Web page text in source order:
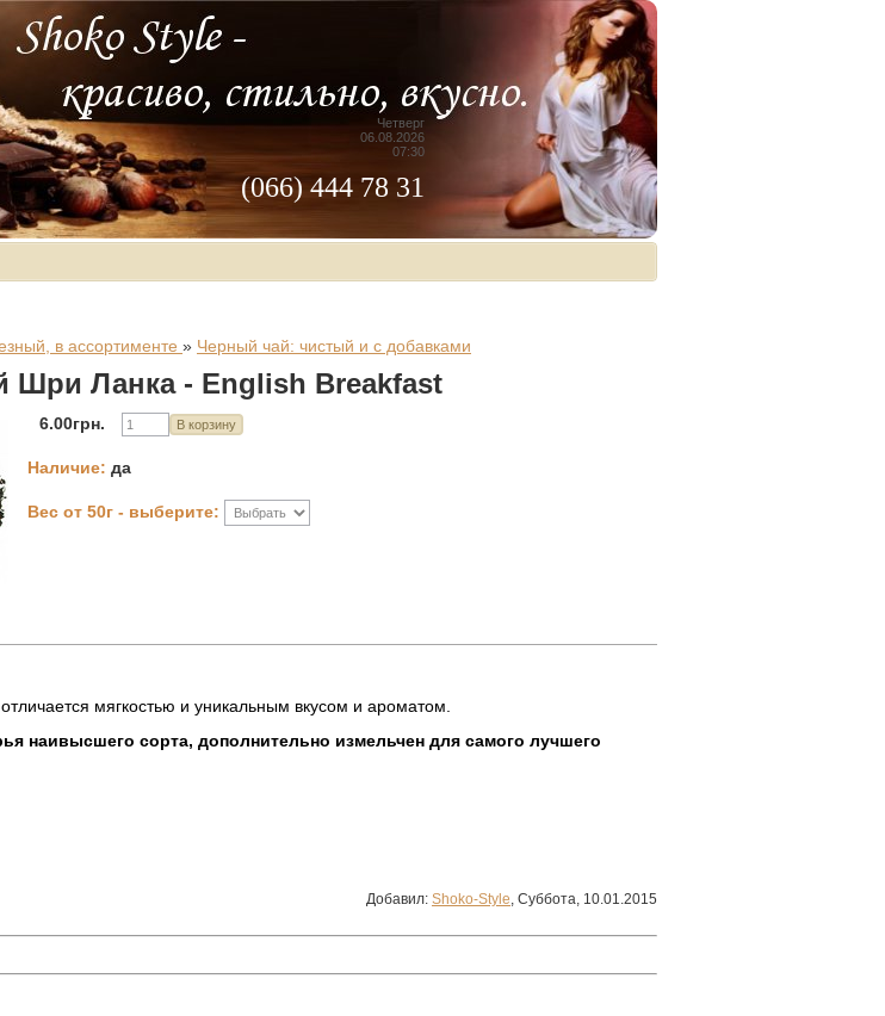
Четверг
06.08.2026
07:30
(066) 444 78 31
в ассортименте » Черный чай: чистый и с добавками
Шри Ланка - English Breakfast
6.00грн.
Наличие: да
Вес от 50г - выберите:
мягкостью и уникальным вкусом и ароматом.
наивысшего сорта, дополнительно измельчен для самого лучшего
Добавил: Shoko-Style, Суббота, 10.01.2015